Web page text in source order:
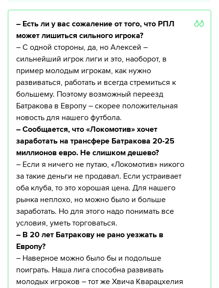
– Есть ли у вас сожаление от того, что РПЛ
может лишиться сильного игрока?
– С одной стороны, да, но Алексей –
сильнейший игрок лиги и это, наоборот, в
пример молодым игрокам, как нужно
развиваться, работать и всегда стремиться к
большему. Поэтому возможный переезд
Батракова в Европу – скорее положительная
новость для нашего футбола.
– Сообщается, что «Локомотив» хочет
заработать на трансфере Батракова 20-25
миллионов евро. Не слишком дешево?
– Если я ничего не путаю, «Локомотив» никого
за такие деньги не продавал. Если устраивает
оба клуба, то это хорошая цена. Для нашего
рынка неплохо, но можно было и больше
заработать. Но для этого надо понимать все
условия, уметь торговаться.
– В 20 лет Батракову не рано уезжать в
Европу?
– Наверное можно было бы и подольше
поиграть. Наша лига способна развивать
молодых игроков – тот же Хвича Кварацхелия